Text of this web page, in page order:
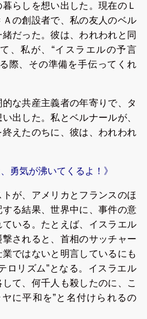
らしを想い出した。現在のＬ
Ａの創設者で、私の友人のベル
だった。彼は、われわれと同
、私が、“イスラエルの予言
際、その準備を手伝ってくれ
な共産主義者の年寄りで、タ
出した。私とベルナールが、
えたのちに、彼は、われわれ
勇気が沸いてくるよ！》
が、アメリカとフランスのほ
る結果、世界中に、事件の意
いる。たとえば、イスラエル
されると、首相のサッチャー
ではないと明言しているにも
ロリズム”となる。イスラエル
て、何千人も殺したのに、こ
に平和を”と名付けられるの